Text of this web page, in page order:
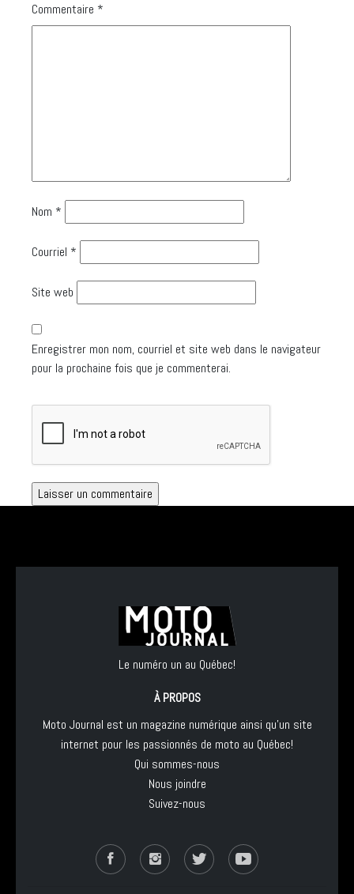
Commentaire *
Nom *
Courriel *
Site web
Enregistrer mon nom, courriel et site web dans le navigateur
pour la prochaine fois que je commenterai.
Le numéro un au Québec!
À PROPOS
Moto Journal est un magazine numérique ainsi qu'un site
internet pour les passionnés de moto au Québec!
Qui sommes-nous
Nous joindre
Suivez-nous